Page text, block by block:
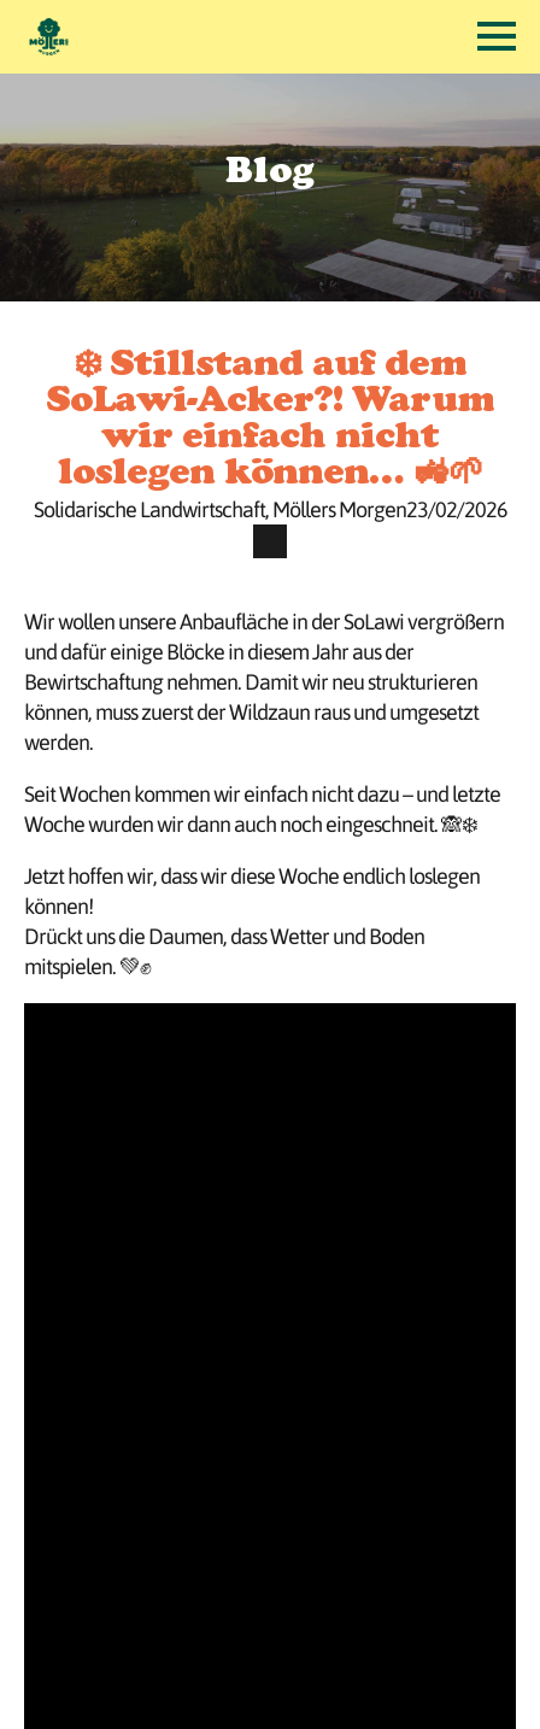
Blog
❄️ Stillstand auf dem
SoLawi-Acker?! Warum
wir einfach nicht
loslegen können… 🚜🌱
Solidarische Landwirtschaft Möllers Morgen23/02/2026
Wir wollen unsere Anbaufläche in der SoLawi vergrößern
und dafür einige Blöcke in diesem Jahr aus der
Bewirtschaftung nehmen. Damit wir neu strukturieren
können, muss zuerst der Wildzaun raus und umgesetzt
werden.
Seit Wochen kommen wir einfach nicht dazu – und letzte
Woche wurden wir dann auch noch eingeschneit. 🙈❄️
Jetzt hoffen wir, dass wir diese Woche endlich loslegen
können!
Drückt uns die Daumen, dass Wetter und Boden
mitspielen. 💚✊